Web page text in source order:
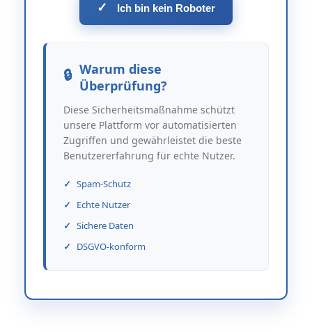
✓ Ich bin kein Roboter
Warum diese
Überprüfung?
Diese Sicherheitsmaßnahme schützt
unsere Plattform vor automatisierten
Zugriffen und gewährleistet die beste
Benutzererfahrung für echte Nutzer.
Spam-Schutz
Echte Nutzer
Sichere Daten
DSGVO-konform